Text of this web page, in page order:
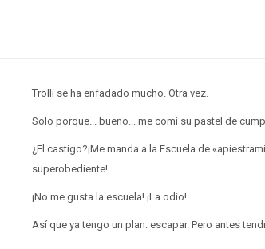
Trolli se ha enfadado mucho. Otra vez.
Solo porque... bueno... me comí su pastel de
¿El castigo?¡Me manda a la Escuela de
superobediente!
¡No me gusta la escuela! ¡La odio!
Así que ya tengo un plan: escapar. Pero antes